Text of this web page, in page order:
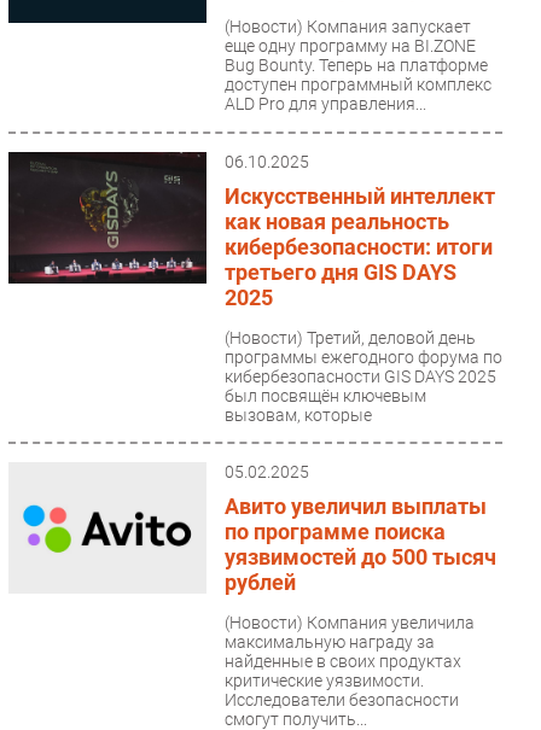
Аналитика
Проекты
IT класс
Тестовый стенд
Каталог компаний
(Новости) Компания запускает
еще одну программу на BI.ZONE
Bug Bounty. Теперь на платформе
доступен программный комплекс
ALD Pro для управления...
06.10.2025
Искусственный интеллект
как новая реальность
кибербезопасности: итоги
третьего дня GIS DAYS
2025
(Новости) Третий, деловой день
программы ежегодного форума по
кибербезопасности GIS DAYS 2025
был посвящён ключевым
вызовам, которые
05.02.2025
Авито увеличил выплаты
по программе поиска
уязвимостей до 500 тысяч
рублей
(Новости) Компания увеличила
максимальную награду за
найденные в своих продуктах
критические уязвимости.
Исследователи безопасности
смогут получить...